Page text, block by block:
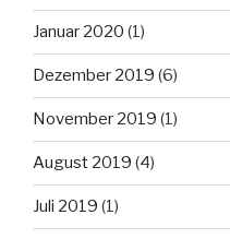
Januar 2020 (1)
Dezember 2019 (6)
November 2019 (1)
August 2019 (4)
Juli 2019 (1)